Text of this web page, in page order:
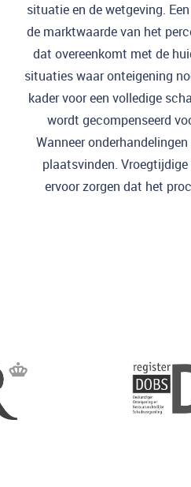
situatie en de wetgeving.
de marktwaarde van het
dat overeenkomt met de
situaties waar onteigening
kader voor een volledige
wordt gecompenseerd
Wanneer
plaatsvinden.
ervoor zorgen dat het